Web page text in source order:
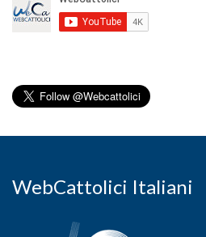
WebCattolici Italiani